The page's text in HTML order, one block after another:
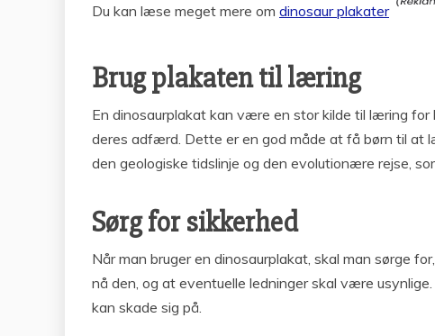
Du kan læse meget mere om dinosaur plakater
Brug plakaten til læring
En dinosaurplakat kan være en stor kilde til læring
deres adfærd. Dette er en god måde at få børn til at
den geologiske tidslinje og den evolutionære rejse,
Sørg for sikkerhed
Når man bruger en dinosaurplakat, skal man sørge
nå den, og at eventuelle ledninger skal være
kan skade sig på.